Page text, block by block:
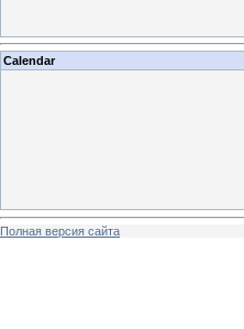
Calendar
Полная версия сайта